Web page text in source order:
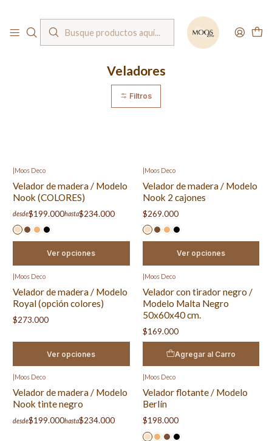
Inicio Muebles Veladores
Veladores
Filtros
Moos Deco
Velador de madera / Modelo
Nook (COLORES)
desde$199.000hasta$234.000
Ver opciones
Moos Deco
Velador de madera / Modelo
Nook 2 cajones
$269.000
Ver opciones
Moos Deco
Velador de madera / Modelo
Royal (opción colores)
$273.000
Ver opciones
Moos Deco
Velador con tirador negro /
Modelo Malta Negro
50x60x40 cm.
$169.000
Agregar al Carro
Moos Deco
Velador de madera / Modelo
Nook tinte negro
desde$199.000hasta$234.000
Moos Deco
Velador flotante / Modelo
Berlín
$198.000